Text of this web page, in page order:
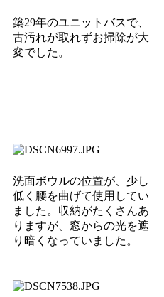
築29年のユニットバスで、
古汚れが取れずお掃除が大
変でした。
洗面ボウルの位置が、少し
低く腰を曲げて使用してい
ました。収納がたくさんあ
りますが、窓からの光を遮
り暗くなっていました。